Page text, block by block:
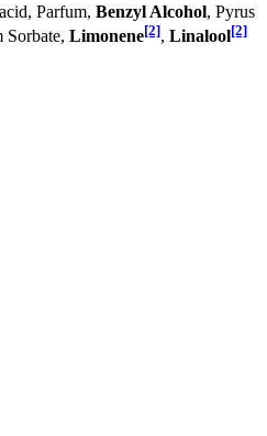
Parfum, Benzyl Alcohol, Pyrus
Sorbate, Limonene[2], Linalool[2]